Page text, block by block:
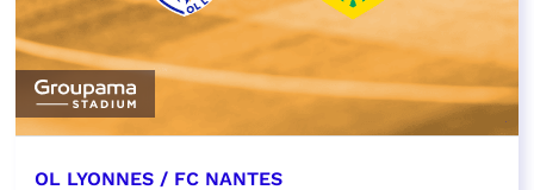
OL LYONNES / FC NANTES